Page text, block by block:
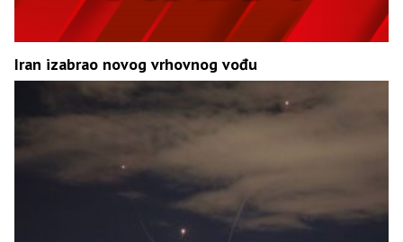
Iran izabrao novog vrhovnog vođu